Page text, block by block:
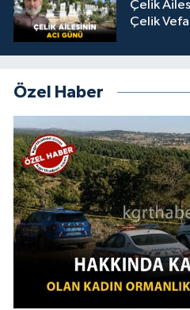
Çelik
Çelik
Özel Haber